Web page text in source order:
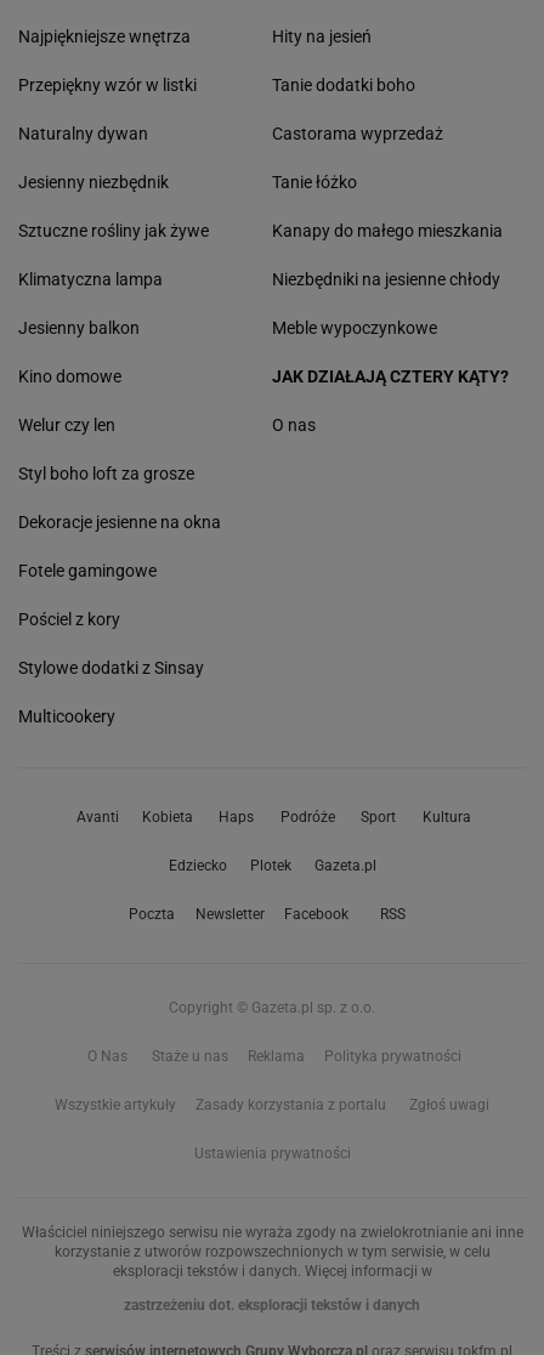
Najpiękniejsze wnętrza
Przepiękny wzór w listki
Naturalny dywan
Jesienny niezbędnik
Sztuczne rośliny jak żywe
Klimatyczna lampa
Jesienny balkon
Hity na jesień
Tanie dodatki boho
Castorama wyprzedaż
Tanie łóżko
Kanapy do małego mieszkania
Niezbędniki na jesienne chłody
Meble wypoczynkowe
Kino domowe
Welur czy len
Styl boho loft za grosze
Dekoracje jesienne na okna
Fotele gamingowe
Pościel z kory
Stylowe dodatki z Sinsay
Multicookery
JAK DZIAŁAJĄ CZTERY KĄTY?
O nas
Avanti Kobieta Haps Podróże Sport Kultura
Edziecko Plotek Gazeta.pl
Poczta Newsletter Facebook RSS
Copyright © Gazeta.pl sp. z o.o.
O Nas Staże u nas Reklama Polityka prywatności
Wszystkie artykuły Zasady korzystania z portalu Zgłoś uwagi
Ustawienia prywatności
Właściciel niniejszego serwisu nie wyraża zgody na zwielokrotnianie ani inne
korzystanie z utworów rozpowszechnionych w tym serwisie, w celu
eksploracji tekstów i danych. Więcej informacji w
zastrzeżeniu dot. eksploracji tekstów i danych